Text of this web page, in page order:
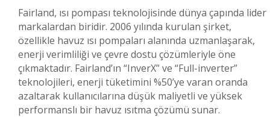
Fairland, ısı pompası teknolojisinde dünya çapında lider
markalardan biridir. 2006 yılında kurulan şirket,
özellikle havuz ısı pompaları alanında uzmanlaşarak,
enerji verimliliği ve çevre dostu çözümleriyle öne
çıkmaktadır. Fairland’ın “InverX” ve “Full-inverter”
teknolojileri, enerji tüketimini %50’ye varan oranda
azaltarak kullanıcılarına düşük maliyetli ve yüksek
performanslı bir havuz ısıtma çözümü sunar.